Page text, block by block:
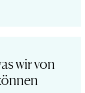
wir von